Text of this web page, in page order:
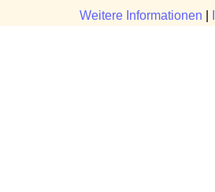
Weitere Informationen